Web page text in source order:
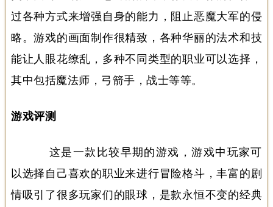
过各种方式来增强自身的能力，阻止恶魔大军的侵
略。游戏的画面制作很精致，各种华丽的法术和技
能让人眼花缭乱，多种不同类型的职业可以选择，
其中包括魔法师，弓箭手，战士等等。
游戏评测
这是一款比较早期的游戏，游戏中玩家可
以选择自己喜欢的职业来进行冒险格斗，丰富的剧
情吸引了很多玩家们的眼球，是款永恒不变的经典